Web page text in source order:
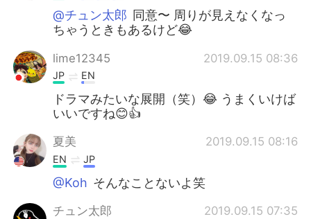
@チュン太郎 同意〜 周りが見えなくなっ
ちゃうときもあるけど😂
lime12345 2019.09.15 08:36
JP EN
ドラマみたいな展開（笑）😂 うまくいけば
いいですね😊👍
夏美 2019.09.15 08:16
EN JP
@Koh そんなことないよ笑
チュン太郎 2019.09.15 07:35